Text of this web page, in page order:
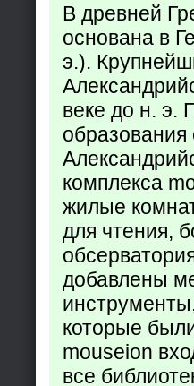
В древней
основана в
э.).
веке до н. э.
образования
комплекса
жилые
для чтения,
добавлены
которые
mouseion
все